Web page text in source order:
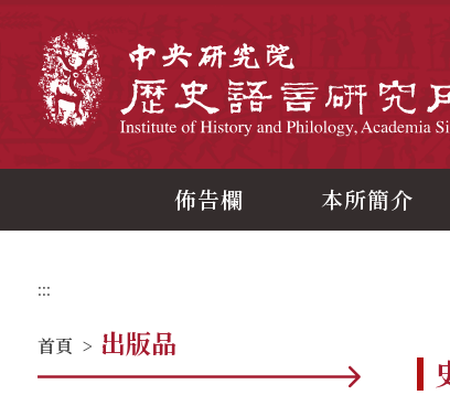
佈告欄 本所簡介
:::
首頁 > 出版品